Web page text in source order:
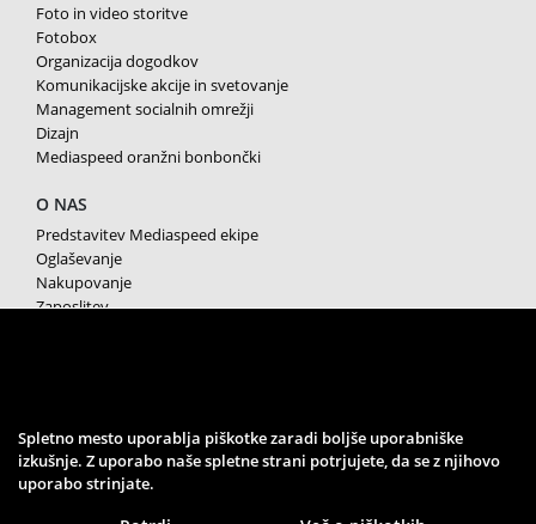
Foto in video storitve
Fotobox
Organizacija dogodkov
Komunikacijske akcije in svetovanje
Management socialnih omrežji
Dizajn
Mediaspeed oranžni bonbončki
O NAS
Predstavitev Mediaspeed ekipe
Oglaševanje
Nakupovanje
Zaposlitev
SPREMLJAJTE NAS
Spletno mesto uporablja piškotke zaradi boljše uporabniške
izkušnje. Z uporabo naše spletne strani potrjujete, da se z njihovo
uporabo strinjate.